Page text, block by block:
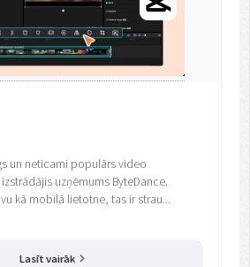
un neticami populārs video
uzņēmums ByteDance.
kā mobilā lietotne, tas ir strau...
Lasīt vairāk